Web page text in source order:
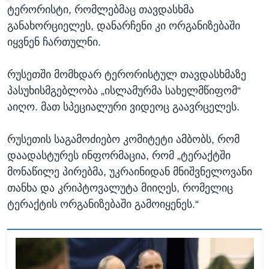
ტერორისტი, რომლებმაც თავდასხმა
განახორციელეს, დანარჩენი კი ორგანიზებაში
იყვნენ ჩართულნი.
რუსეთში მომხდარ ტერორისტულ თავდასხმაზე
პასუხისმგებლობა „ისლამურმა სახელმწიფომ“
აიღო. მათ სპეციალური ვიდეოც გაავრცელეს.
რუსეთის საგამოძიებო კომიტეტი ამბობს, რომ
დაადასტურეს ინფორმაცია, რომ „ტერაქტში
მონაწილე პირებმა, უკრაინიდან მნიშვნელოვანი
თანხა და კრიპტოვალუტა მიიღეს, რომელიც
ტერაქტის ორგანიზებაში გამოიყენეს.“